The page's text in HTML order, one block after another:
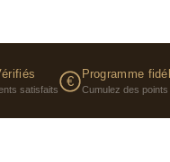
satisfaits
€ Programme
Cumulez des